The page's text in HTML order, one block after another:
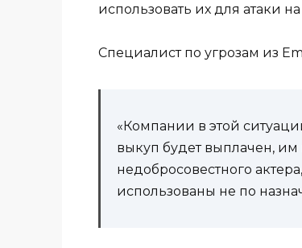
использовать их для атаки
Специалист по угрозам из
«Компании в этой
выкуп будет выплачен,
недобросовестного
использованы не по